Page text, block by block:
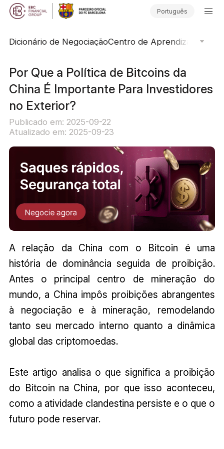
Português
Dicionário de NegociaçãoCentro de Aprendizado
Por Que a Política de Bitcoins da
China É Importante Para Investidores
no Exterior?
Publicado em: 2025-09-22
Atualizado em: 2025-09-23
A relação da China com o Bitcoin é uma
história de dominância seguida de proibição.
Antes o principal centro de mineração do
mundo, a China impôs proibições abrangentes
à negociação e à mineração, remodelando
tanto seu mercado interno quanto a dinâmica
global das criptomoedas.
Este artigo analisa o que significa a proibição
do Bitcoin na China, por que isso aconteceu,
como a atividade clandestina persiste e o que o
futuro pode reservar.